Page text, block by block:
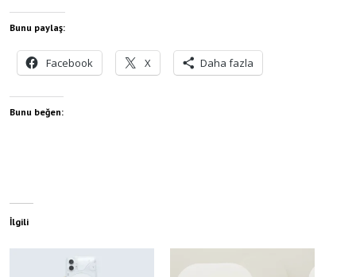
Bunu paylaş:
Facebook X Daha fazla
Bunu beğen:
İlgili